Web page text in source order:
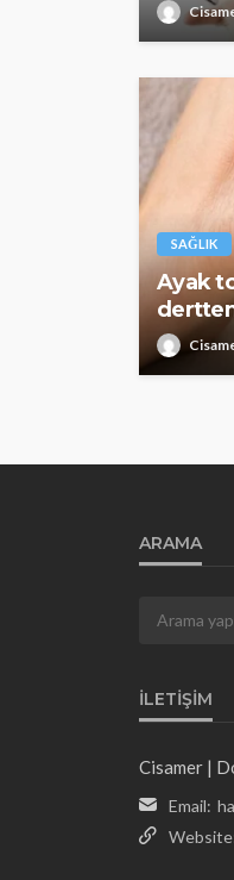
SAĞLIK
Ayak
ARAMA
İLETIŞIM
Cisamer |
Email: